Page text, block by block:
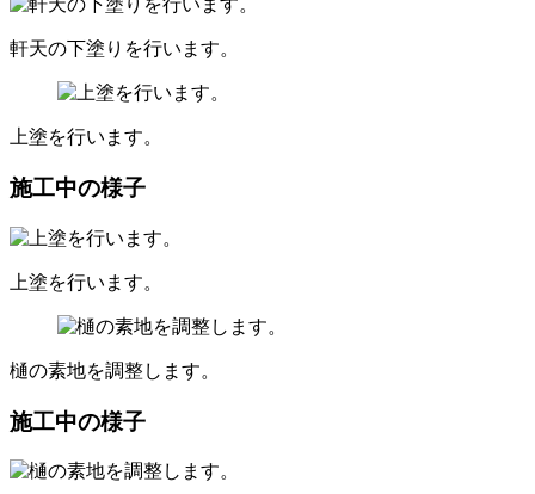
軒天の下塗りを行います。
上塗を行います。
施工中の様子
上塗を行います。
樋の素地を調整します。
施工中の様子